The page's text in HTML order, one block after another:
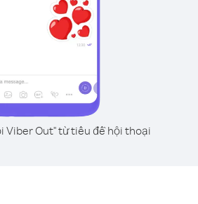
Viber Out" từ tiêu đề hội thoại